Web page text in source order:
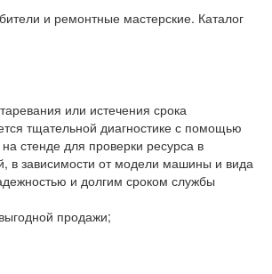
и ремонтные мастерские. Каталог
или истечения срока
тщательной диагностике с помощью
стенде для проверки ресурса в
в зависимости от модели машины и вида
и долгим сроком службы
продажи;